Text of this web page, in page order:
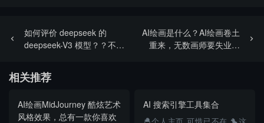
如何评价 deepseek 的
deepseek-V3 模型？？不妨
AI绘画是什么？AI绘画卷土
重来，无数画师要失业了
相关推荐
AI绘画MidJourney 酷炫艺术
风格效果，总有一款你喜欢
AI 搜索引擎工具集合